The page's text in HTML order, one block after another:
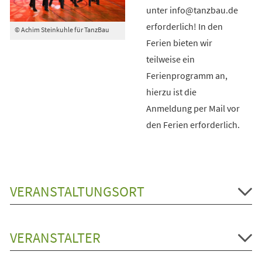
© Achim Steinkuhle für TanzBau
unter info@tanzbau.de
erforderlich! In den
Ferien bieten wir
teilweise ein
Ferienprogramm an,
hierzu ist die
Anmeldung per Mail vor
den Ferien erforderlich.
VERANSTALTUNGSORT
VERANSTALTER